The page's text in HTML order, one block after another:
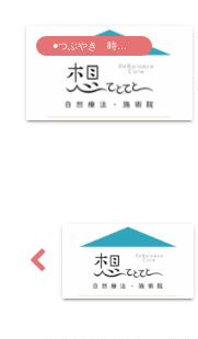
●つぶやき 時々 あおい節